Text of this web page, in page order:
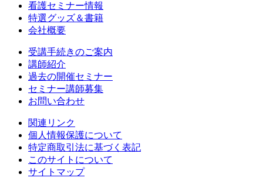
看護セミナー情報
特選グッズ＆書籍
会社概要
受講手続きのご案内
講師紹介
過去の開催セミナー
セミナー講師募集
お問い合わせ
関連リンク
個人情報保護について
特定商取引法に基づく表記
このサイトについて
サイトマップ